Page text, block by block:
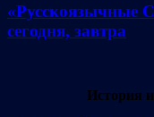
«Русскоязычные
сегодня, завтра
История